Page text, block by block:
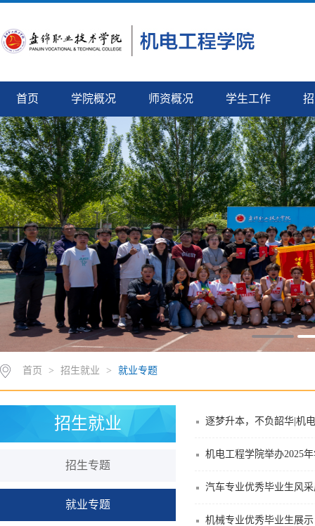
首页 学院概况 师资概况 学生工作
首页 > 招生就业 > 就业专题
招生就业
招生专题
就业专题
逐梦升本，不负韶华|机
机电工程学院举办2025
汽车专业优秀毕业生风
机械专业优秀毕业生展示